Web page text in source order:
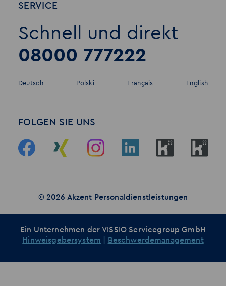
SERVICE
Schnell und direkt
08000 777222
Deutsch Polski Français English
FOLGEN SIE UNS
© 2026 Akzent Personaldienstleistungen
Ein Unternehmen derVISSIO Servicegroup GmbH
Hinweisgebersystem
Beschwerdemanagement